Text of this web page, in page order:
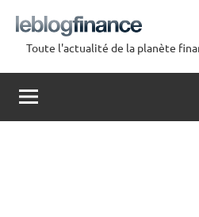
contenu
Le
Blog
Finance
Toute l'actualité de la planète